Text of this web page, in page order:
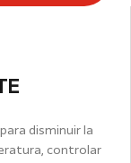
disminuir la
controlar